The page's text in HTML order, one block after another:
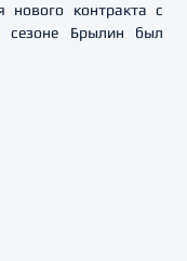
нового контракта с
Брылин был